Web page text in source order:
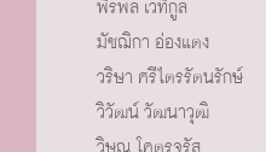
พีรพล เวทีกูล
มัชฌิกา อ่องแตง
วริษา ศรีไตรรัตนรักษ์
วิวัฒน์ วัฒนาวุฒิ